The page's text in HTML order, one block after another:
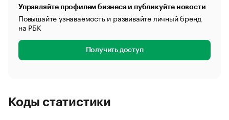
Управляйте профилем бизнеса и публикуйте новости
Повышайте узнаваемость и развивайте личный бренд
на РБК
Получить доступ
Коды статистики